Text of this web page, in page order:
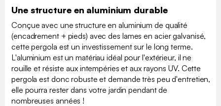
Une structure en aluminium durable
Conçue avec une structure en aluminium de qualité
(encadrement + pieds) avec des lames en acier galvanisé,
cette pergola est un investissement sur le long terme.
L'aluminium est un matériau idéal pour l'extérieur, il ne
rouille et résiste aux intempéries et aux rayons UV. Cette
pergola est donc robuste et demande très peu d'entretien,
elle pourra rester dans votre jardin pendant de
nombreuses années !